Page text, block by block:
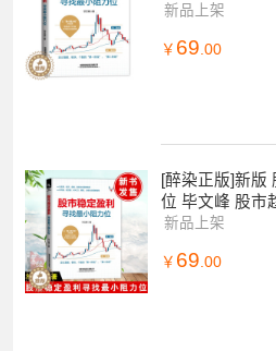
势技术分析股
新品上架
￥ 69 .00
[醉染正版]新版
位 毕文峰 股市
门与实战技巧
新品上架
￥ 69.00